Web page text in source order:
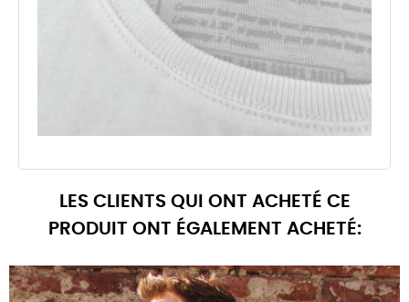
LES CLIENTS QUI ONT ACHETÉ CE
PRODUIT ONT ÉGALEMENT ACHETÉ: